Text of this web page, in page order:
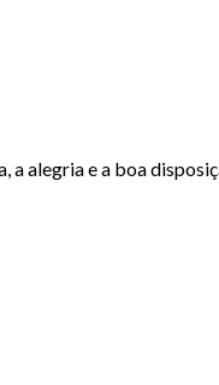
alegria e a boa